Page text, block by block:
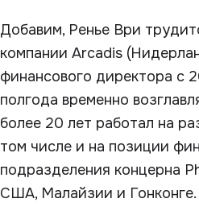
Добавим, Ренье Ври
компании Arcadis
финансового директора с
полгода временно
более 20 лет работал на
том числе и на позиции
подразделения концерна
США, Малайзии и Гонконге.